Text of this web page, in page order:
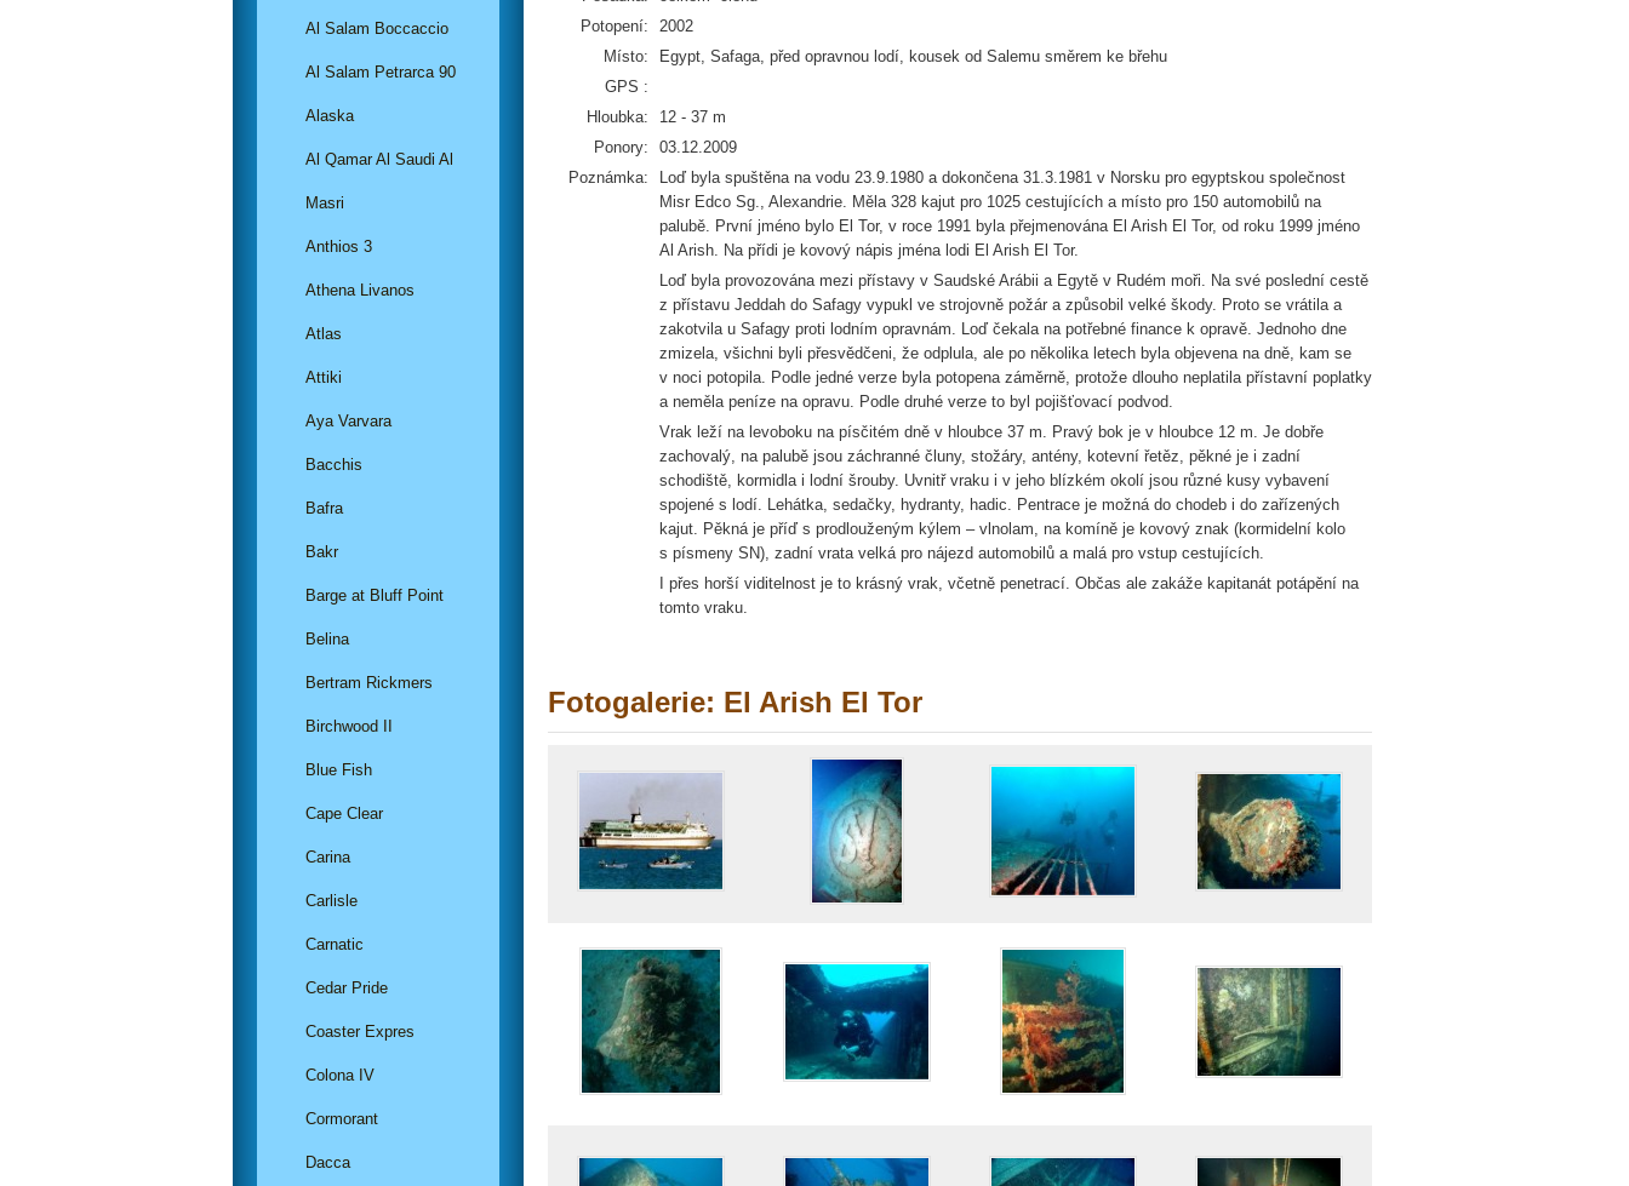
Potopení:
2002
Místo:
Egypt, Safaga, před opravnou lodí, kousek od Salemu směrem ke břehu
GPS :
Hloubka:
12 - 37 m
Ponory:
03.12.2009
Poznámka:
Loď byla spuštěna na vodu 23.9.1980 a dokončena 31.3.1981 v Norsku pro egyptskou společnost
Misr Edco Sg., Alexandrie. Měla 328 kajut pro 1025 cestujících a místo pro 150 automobilů na
palubě. První jméno bylo El Tor, v roce 1991 byla přejmenována El Arish El Tor, od roku 1999 jméno
Al Arish. Na přídi je kovový nápis jména lodi El Arish El Tor.
Loď byla provozována mezi přístavy v Saudské Arábii a Egytě v Rudém moři. Na své poslední cestě
z přístavu Jeddah do Safagy vypukl ve strojovně požár a způsobil velké škody. Proto se vrátila a
zakotvila u Safagy proti lodním opravnám. Loď čekala na potřebné finance k opravě. Jednoho dne
zmizela, všichni byli přesvědčeni, že odplula, ale po několika letech byla objevena na dně, kam se
v noci potopila. Podle jedné verze byla potopena záměrně, protože dlouho neplatila přístavní poplatky
a neměla peníze na opravu. Podle druhé verze to byl pojišťovací podvod.
Vrak leží na levoboku na písčitém dně v hloubce 37 m. Pravý bok je v hloubce 12 m. Je dobře
zachovalý, na palubě jsou záchranné čluny, stožáry, antény, kotevní řetěz, pěkné je i zadní
schodiště, kormidla i lodní šrouby. Uvnitř vraku i v jeho blízkém okolí jsou různé kusy vybavení
spojené s lodí. Lehátka, sedačky, hydranty, hadic. Pentrace je možná do chodeb i do zařízených
kajut. Pěkná je příď s prodlouženým kýlem – vlnolam, na komíně je kovový znak (kormidelní kolo
s písmeny SN), zadní vrata velká pro nájezd automobilů a malá pro vstup cestujících.
I přes horší viditelnost je to krásný vrak, včetně penetrací. Občas ale zakáže kapitanát potápění na
tomto vraku.
Fotogalerie: El Arish El Tor
Al Salam Boccaccio
Al Salam Petrarca 90
Alaska
Al Qamar Al Saudi Al
Masri
Anthios 3
Athena Livanos
Atlas
Attiki
Aya Varvara
Bacchis
Bafra
Bakr
Barge at Bluff Point
Belina
Bertram Rickmers
Birchwood II
Blue Fish
Cape Clear
Carina
Carlisle
Carnatic
Cedar Pride
Coaster Expres
Colona IV
Cormorant
Dacca